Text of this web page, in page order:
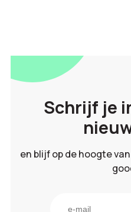
Schrijf je
en blijf op de hoogte